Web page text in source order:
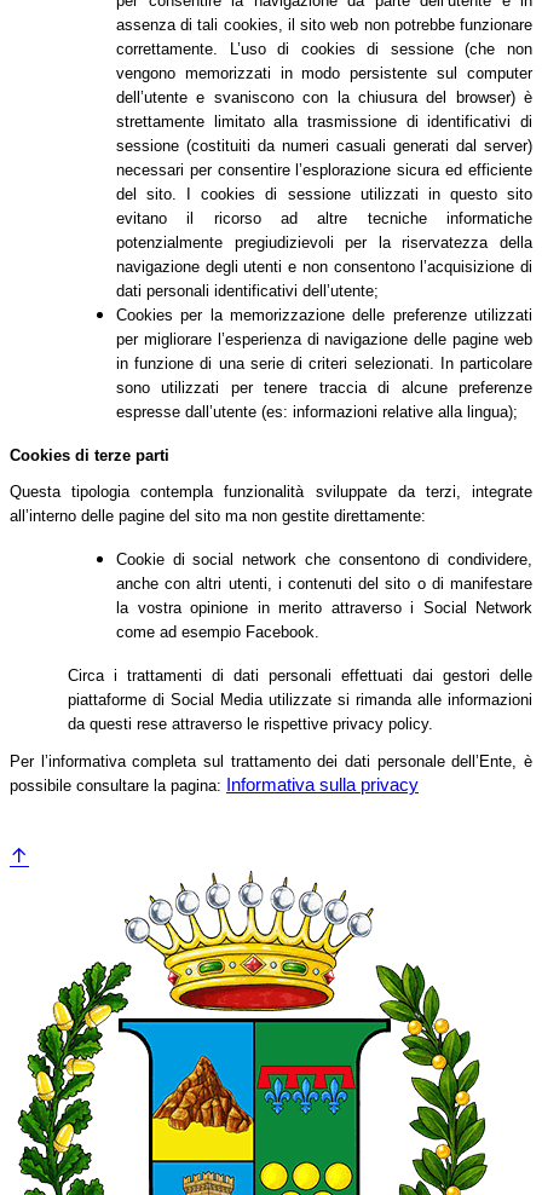
assenza di tali cookies, il sito web non potrebbe funzionare
correttamente. L’uso di cookies di sessione (che non
vengono memorizzati in modo persistente sul computer
dell’utente e svaniscono con la chiusura del browser) è
strettamente limitato alla trasmissione di identificativi di
sessione (costituiti da numeri casuali generati dal server)
necessari per consentire l’esplorazione sicura ed efficiente
del sito. I cookies di sessione utilizzati in questo sito
evitano il ricorso ad altre tecniche informatiche
potenzialmente pregiudizievoli per la riservatezza della
navigazione degli utenti e non consentono l’acquisizione di
dati personali identificativi dell’utente;
Cookies per la memorizzazione delle preferenze utilizzati
per migliorare l’esperienza di navigazione delle pagine web
in funzione di una serie di criteri selezionati. In particolare
sono utilizzati per tenere traccia di alcune preferenze
espresse dall’utente (es: informazioni relative alla lingua);
Cookies di terze parti
Questa tipologia contempla funzionalità sviluppate da terzi, integrate
all’interno delle pagine del sito ma non gestite direttamente:
Cookie di social network che consentono di condividere,
anche con altri utenti, i contenuti del sito o di manifestare
la vostra opinione in merito attraverso i Social Network
come ad esempio Facebook.
Circa i trattamenti di dati personali effettuati dai gestori delle
piattaforme di Social Media utilizzate si rimanda alle informazioni
da questi rese attraverso le rispettive privacy policy.
Per l’informativa completa sul trattamento dei dati personale dell’Ente, è
possibile consultare la pagina:
Informativa sulla privacy